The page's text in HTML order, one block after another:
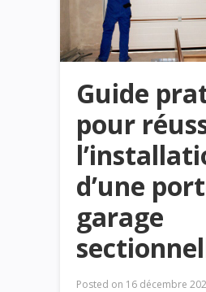
Guide
pour
d’une
garage
Posted on 16 décembre